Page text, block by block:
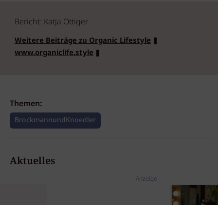
Bericht: Katja Ottiger
Weitere Beiträge zu Organic Lifestyle
www.organiclife.style
Themen:
BrockmannundKnoedler
Aktuelles
Anzeige